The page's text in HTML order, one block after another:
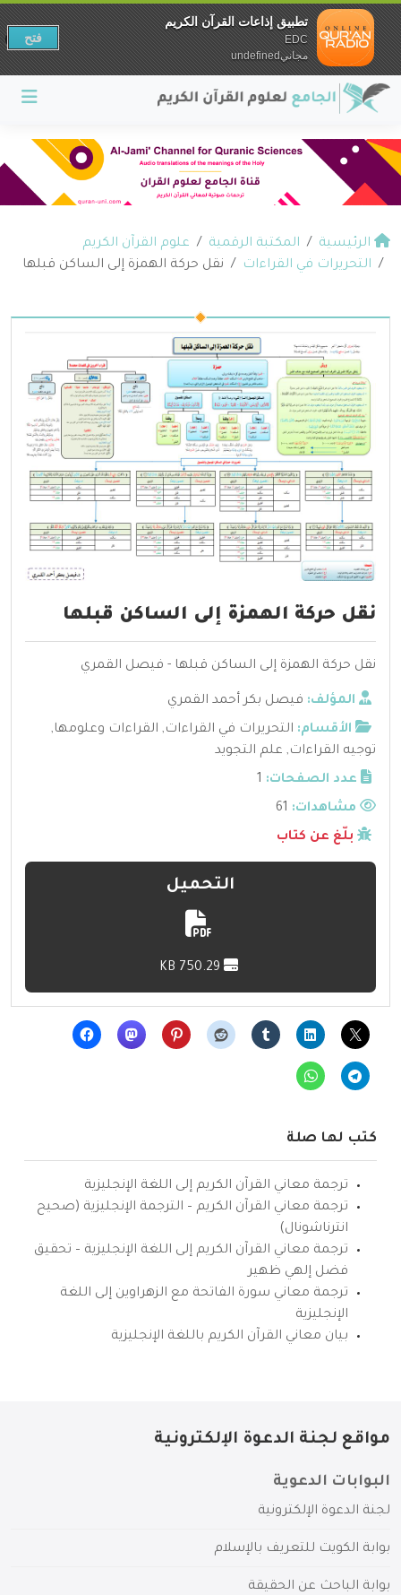
الرئيسية المكتبة الرقمية
علوم القرآن الكريم
التحريرات في القراءات
نقل حركة الهمزة إلى الساكن قبلها
نقل حركة الهمزة إلى الساكن قبلها
نقل حركة الهمزة إلى الساكن قبلها - فيصل القمري
المؤلف: فيصل بكر أحمد القمري
الأقسام: التحريرات في القراءات, القراءات وعلومها,
توجيه القراءات, علم التجويد
عدد الصفحات: 1
مشاهدات:
بلّغ عن كتاب
التحميل
كتب لها صلة
ترجمة معاني القرآن الكريم إلى اللغة الإنجليزية
ترجمة معاني القرآن الكريم – الترجمة الإنجليزية (صحيح
انترناشونال)
ترجمة معاني القرآن الكريم إلى اللغة الإنجليزية – تحقيق
فضل إلهي ظهير
ترجمة معاني سورة الفاتحة مع الزهراوين إلى اللغة
الإنجليزية
بيان معاني القرآن الكريم باللغة الإنجليزية
مواقع لجنة الدعوة الإلكترونية
البوابات الدعوية
لجنة الدعوة الإلكترونية
بوابة الكويت للتعريف بالإسلام
بوابة الباحث عن الحقيقة
تطبيق إذاعات القرآن الكريم
EDC
مجانيundefined
فتح